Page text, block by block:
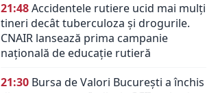
21:48Accidentele rutiere ucid mai mulți
tineri decât tuberculoza și drogurile.
CNAIR lansează prima campanie
națională de educație rutieră
21:30 Bursa de Valori București a închis